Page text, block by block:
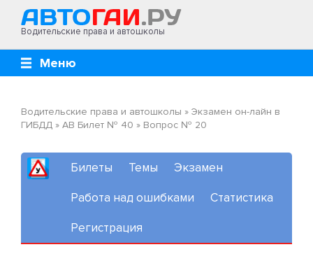
Водительские права и автошколы
Меню
Водительские права и автошколы » Экзамен он-лайн в
ГИБДД » AB Билет № 40 » Вопрос № 20
Билеты Темы Экзамен
Работа над ошибками Статистика
Регистрация